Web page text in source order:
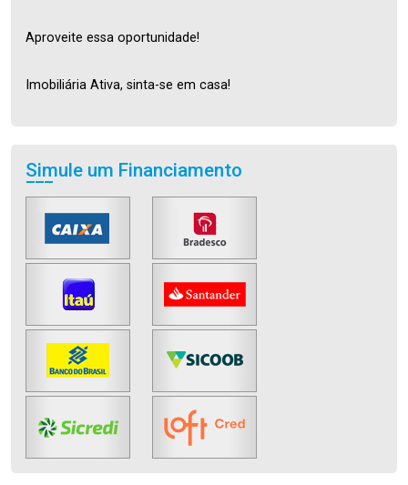
Aproveite essa oportunidade!
Imobiliária Ativa, sinta-se em casa!
Simule um Financiamento